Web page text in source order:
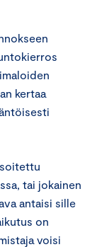
kertaa
tai jokainen
antaisi sille
on
voisi